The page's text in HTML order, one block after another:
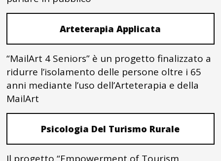
Arteterapia Applicata
“MailArt 4 Seniors” è un progetto finalizzato a
ridurre l’isolamento delle persone oltre i 65
anni mediante l’uso dell’Arteterapia e della
MailArt
Psicologia Del Turismo Rurale